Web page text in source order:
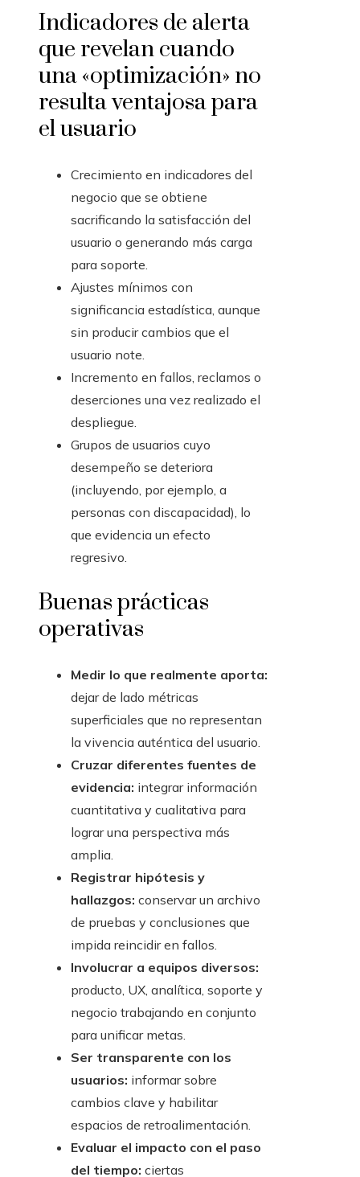
Indicadores de alerta
que revelan cuando
una «optimización» no
resulta ventajosa para
el usuario
Crecimiento en indicadores del
negocio que se obtiene
sacrificando la satisfacción del
usuario o generando más carga
para soporte.
Ajustes mínimos con
significancia estadística, aunque
sin producir cambios que el
usuario note.
Incremento en fallos, reclamos o
deserciones una vez realizado el
despliegue.
Grupos de usuarios cuyo
desempeño se deteriora
(incluyendo, por ejemplo, a
personas con discapacidad), lo
que evidencia un efecto
regresivo.
Buenas prácticas
operativas
Medir lo que realmente aporta:
dejar de lado métricas
superficiales que no representan
la vivencia auténtica del usuario.
Cruzar diferentes fuentes de
evidencia: integrar información
cuantitativa y cualitativa para
lograr una perspectiva más
amplia.
Registrar hipótesis y
hallazgos: conservar un archivo
de pruebas y conclusiones que
impida reincidir en fallos.
Involucrar a equipos diversos:
producto, UX, analítica, soporte y
negocio trabajando en conjunto
para unificar metas.
Ser transparente con los
usuarios: informar sobre
cambios clave y habilitar
espacios de retroalimentación.
Evaluar el impacto con el paso
del tiempo: ciertas